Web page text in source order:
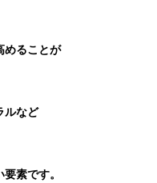
めることが
ルなど
素です。